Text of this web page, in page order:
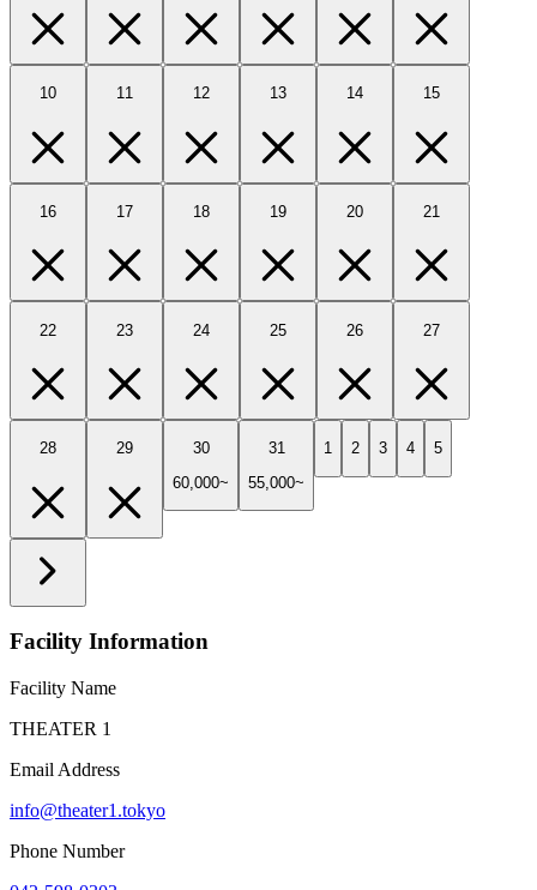
10 11 12 13 14 15
16 17 18 19 20 21
22 23 24 25 26 27
28 29
30
60,000~
31
55,000~
1 2 3 4 5
Facility Information
Facility Name
THEATER 1
Email Address
info@theater1.tokyo
Phone Number